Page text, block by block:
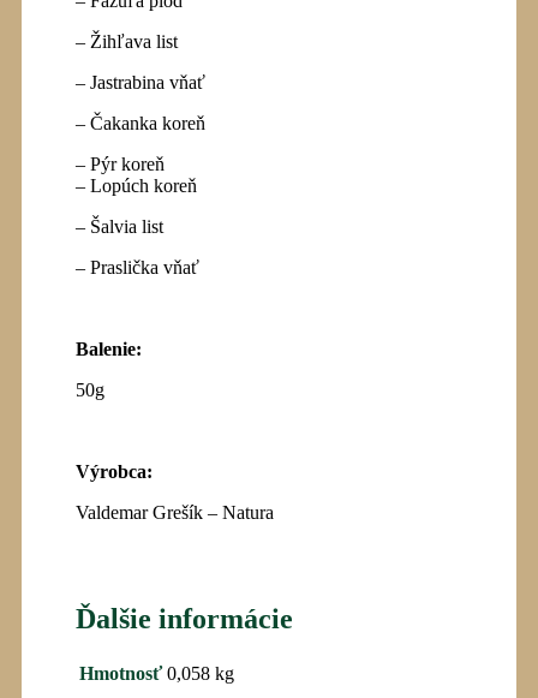
– Žihľava list
– Jastrabina vňať
– Čakanka koreň
– Pýr koreň
– Lopúch koreň
– Šalvia list
– Praslička vňať
Balenie:
50g
Výrobca:
Valdemar Grešík – Natura
Ďalšie informácie
Hmotnosť 0,058 kg